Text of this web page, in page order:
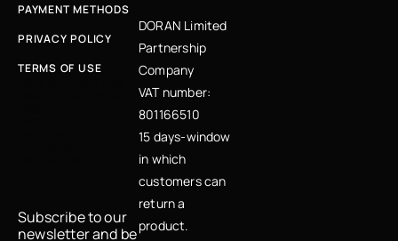
PAYMENT METHODS
PRIVACY POLICY
TERMS OF USE
Subscribe to our
newsletter and be
DORAN Limited
Partnership
Company
VAT number:
801166510
15 days-window
in which
customers can
return a
product.